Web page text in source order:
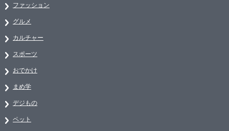
ファッション
グルメ
カルチャー
スポーツ
おでかけ
まめ学
デジもの
ペット